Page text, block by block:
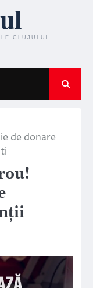
de donare